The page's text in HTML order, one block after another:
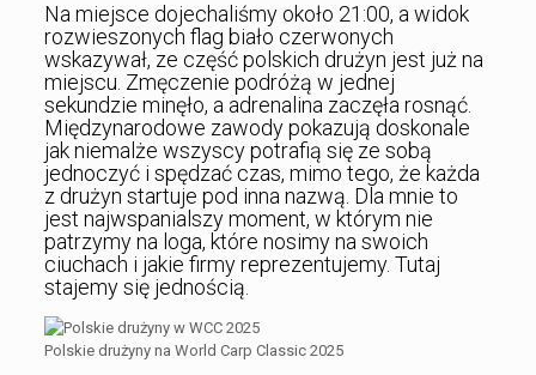
Na miejsce dojechaliśmy około 21:00, a widok
rozwieszonych flag biało czerwonych
wskazywał, ze część polskich drużyn jest już na
miejscu. Zmęczenie podróżą w jednej
sekundzie minęło, a adrenalina zaczęła rosnąć.
Międzynarodowe zawody pokazują doskonale
jak niemalże wszyscy potrafią się ze sobą
jednoczyć i spędzać czas, mimo tego, że każda
z drużyn startuje pod inna nazwą. Dla mnie to
jest najwspanialszy moment, w którym nie
patrzymy na loga, które nosimy na swoich
ciuchach i jakie firmy reprezentujemy. Tutaj
stajemy się jednością.
Polskie drużyny na World Carp Classic 2025